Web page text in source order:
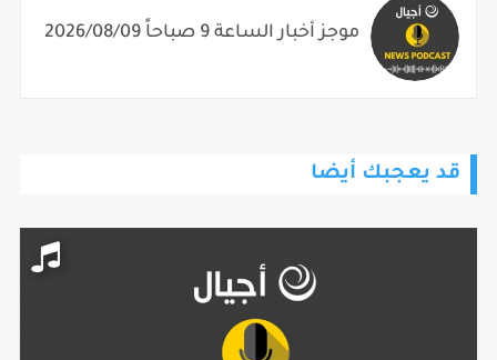
موجز أخبار الساعة 9 صباحاً 2026/08/09
قد يعجبك أيضا